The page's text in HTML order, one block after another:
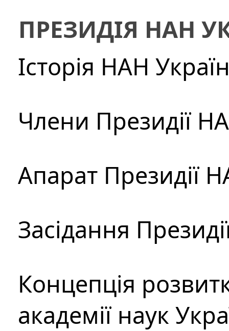
ПРЕЗИДІЯ НАН
Історія НАН
Члени Президії
Апарат Президії
Засідання
Концепція
академії наук